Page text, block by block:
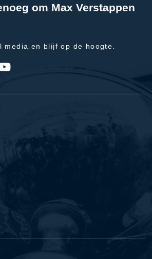
om Max Verstappen
media en blijf op de hoogte.